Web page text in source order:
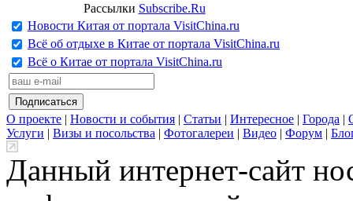
Рассылки Subscribe.Ru
Новости Китая от портала VisitChina.ru
Всё об отдыхе в Китае от портала VisitChina.ru
Всё о Китае от портала VisitChina.ru
О проекте | Новости и события | Статьи | Интересное | Города |
Услуги | Визы и посольства | Фотогалереи | Видео | Форум |
Данный интернет-сайт